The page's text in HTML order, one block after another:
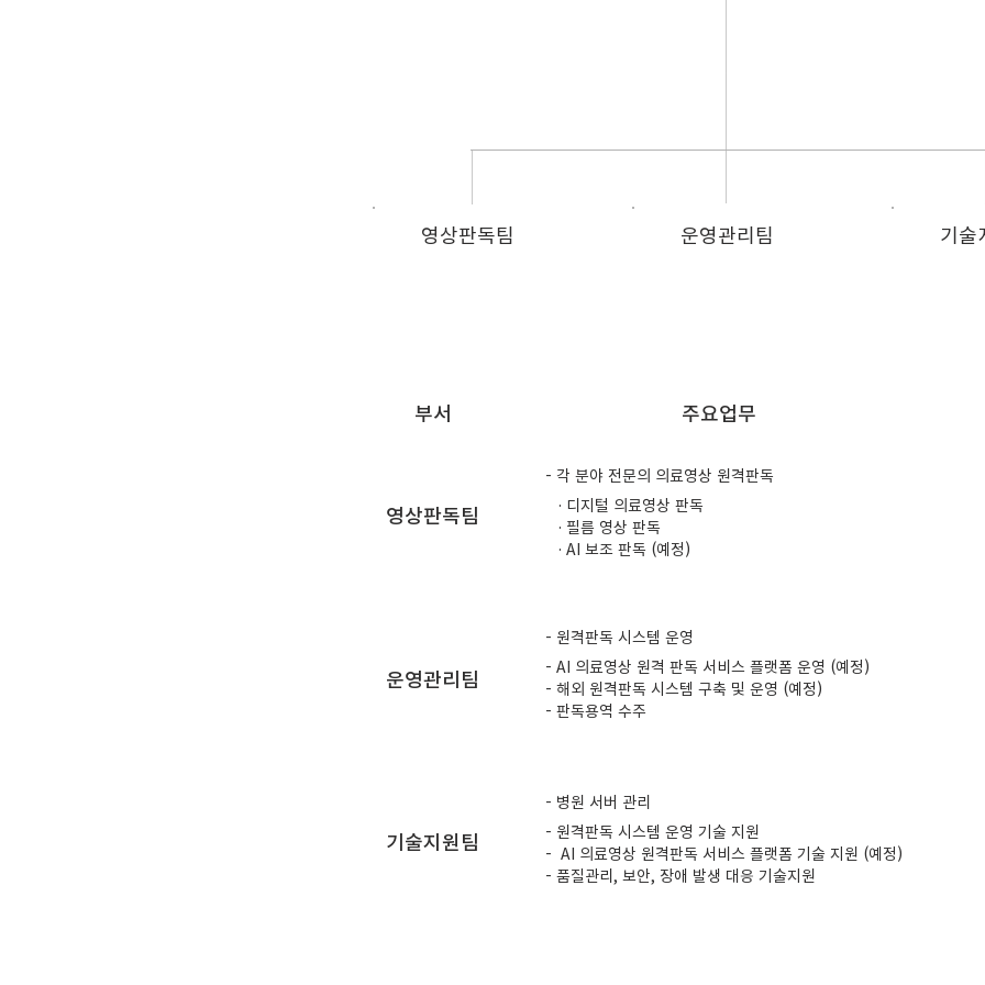
영상판독팀 운영관리팀 기술
부서 주요업무
영상판독팀
- 각 분야 전문의 의료영상 원격판독
· 디지털 의료영상 판독
· 필름 영상 판독
· AI 보조 판독 (예정)
운영관리팀
- 원격판독 시스템 운영
- AI 의료영상 원격 판독 서비스 플랫폼 운영 (예정)
- 해외 원격판독 시스템 구축 및 운영 (예정)
- 판독용역 수주
기술지원팀
- 병원 서버 관리
- 원격판독 시스템 운영 기술 지원
- AI 의료영상 원격판독 서비스 플랫폼 기술 지원 (예정)
- 품질관리, 보안, 장애 발생 대응 기술지원